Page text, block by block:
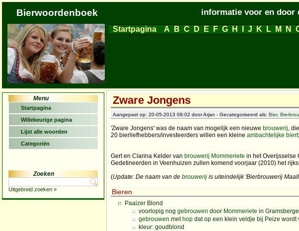
Bierwoordenboek informatie voor en door
Startpagina A B C D E F G H J K L M N
Menu
Startpagina
Willekeurige pagina
Lijst alle woorden
Categoriën
Zoeken
Uitgebreid zoeken »
Zware Jongens
Aangepast op: 20-05-2013 09:02 door Arjan - Gecategoriseerd als: Bier,
'Zware Jongens' was de naam van mogelijk een nieuwe brouwerij,
20 bierliefhebbers/investeerders willen een kleine ambachtelijke
Gert en Clarina Kelder van brouwerij Mommeriete in het Overijsselse
Gedetineerden in Veenhuizen zullen komend voorjaar (2010) het
(Update: De naam van de brouwerij is uiteindelijk 'Bierbrouwerij
Bieren
Paaizer Blond
voorlopig nog gebrouwen door Mommeriete in
gebrouwen met hop dat op een klein veldje bij Peize wordt
kleur: goudblond